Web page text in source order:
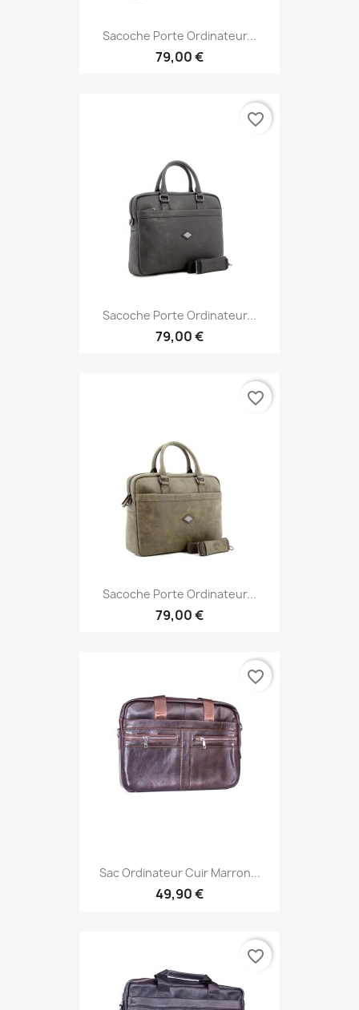
Sacoche Porte Ordinateur...
79,00 €
Sacoche Porte Ordinateur...
79,00 €
favorite_border
Sacoche Porte Ordinateur...
79,00 €
favorite_border
Sac Ordinateur Cuir Marron...
49,90 €
favorite_border
favorite_border